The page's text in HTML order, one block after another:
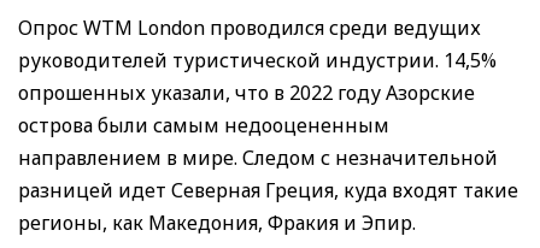
Опрос WTM London проводился среди ведущих
руководителей туристической индустрии. 14,5%
опрошенных указали, что в 2022 году Азорские
острова были самым недооцененным
направлением в мире. Следом с незначительной
разницей идет Северная Греция, куда входят такие
регионы, как Македония, Фракия и Эпир.